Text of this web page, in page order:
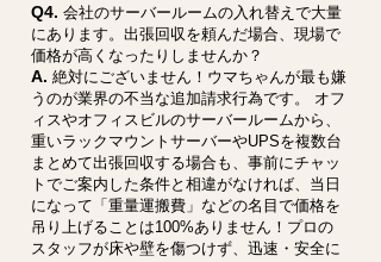
Q4. 会社のサーバールームの入れ替えで大量
にあります。出張回収を頼んだ場合、現場で
価格が高くなったりしませんか？
A. 絶対にございません！ウマちゃんが最も嫌
うのが業界の不当な追加請求行為です。 オフ
ィスやオフィスビルのサーバールームから、
重いラックマウントサーバーやUPSを複数台
まとめて出張回収する場合も、事前にチャッ
トでご案内した条件と相違がなければ、当日
になって「重量運搬費」などの名目で価格を
吊り上げることは100%ありません！プロの
スタッフが床や壁を傷つけず、迅速・安全に